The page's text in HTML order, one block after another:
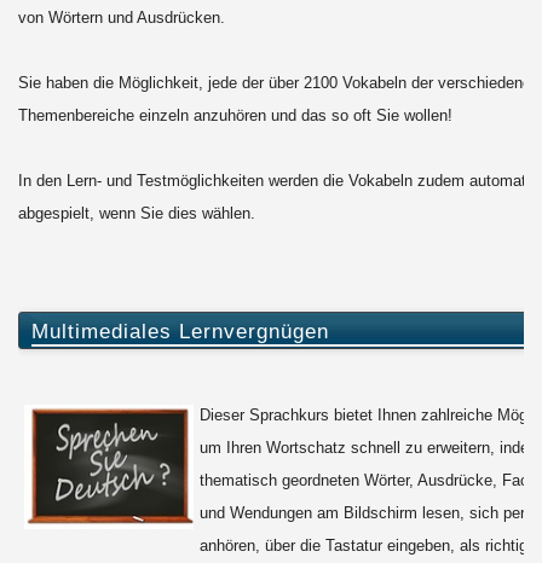
von Wörtern und Ausdrücken.
Sie haben die Möglichkeit, jede der über 2100 Vokabeln der verschiedenen
Themenbereiche einzeln anzuhören und das so oft Sie wollen!
In den Lern- und Testmöglichkeiten werden die Vokabeln zudem
abgespielt, wenn Sie dies wählen.
Multimediales Lernvergnügen
Dieser Sprachkurs bietet Ihnen zahlreiche
um Ihren Wortschatz schnell zu erweitern,
thematisch geordneten Wörter, Ausdrücke,
und Wendungen am Bildschirm lesen, sich per
anhören, über die Tastatur eingeben, als richtige